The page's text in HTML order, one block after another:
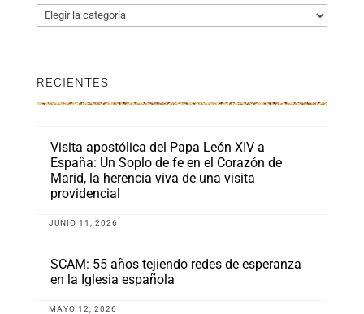
Categorías
RECIENTES
Visita apostólica del Papa León XIV a
España: Un Soplo de fe en el Corazón de
Marid, la herencia viva de una visita
providencial
JUNIO 11, 2026
SCAM: 55 años tejiendo redes de esperanza
en la Iglesia española
MAYO 12, 2026